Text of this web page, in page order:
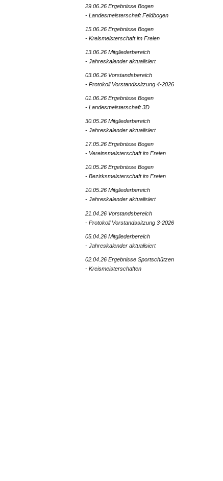
29.06.26 Ergebnisse Bogen
- Landesmeisterschaft Feldbogen
15.06.26 Ergebnisse Bogen
- Kreismeisterschaft im Freien
13.06.26 Mitgliederbereich
- Jahreskalender aktualisiert
03.06.26 Vorstandsbereich
- Protokoll Vorstandssitzung 4-2026
01.06.26 Ergebnisse Bogen
- Landesmeisterschaft 3D
30.05.26 Mitgliederbereich
- Jahreskalender aktualisiert
17.05.26 Ergebnisse Bogen
- Vereinsmeisterschaft im Freien
10.05.26 Ergebnisse Bogen
- Bezirksmeisterschaft im Freien
10.05.26 Mitgliederbereich
- Jahreskalender aktualisiert
21.04.26 Vorstandsbereich
- Protokoll Vorstandssitzung 3-2026
05.04.26 Mitgliederbereich
- Jahreskalender aktualisiert
02.04.26 Ergebnisse Sportschützen
- Kreismeisterschaften